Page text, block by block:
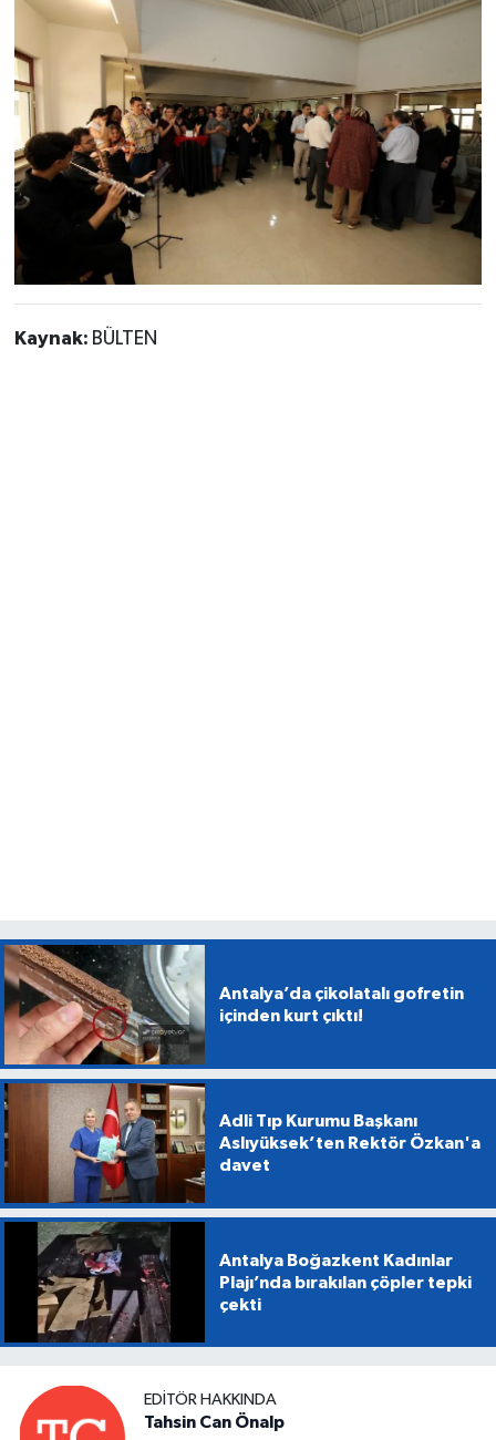
Kaynak: BÜLTEN
Antalya’da çikolatalı gofretin
içinden kurt çıktı!
Adli Tıp Kurumu Başkanı
Aslıyüksek’ten Rektör Özkan'a
davet
Antalya Boğazkent Kadınlar
Plajı’nda bırakılan çöpler tepki
çekti
EDITÖR HAKKINDA
Tahsin Can Önalp